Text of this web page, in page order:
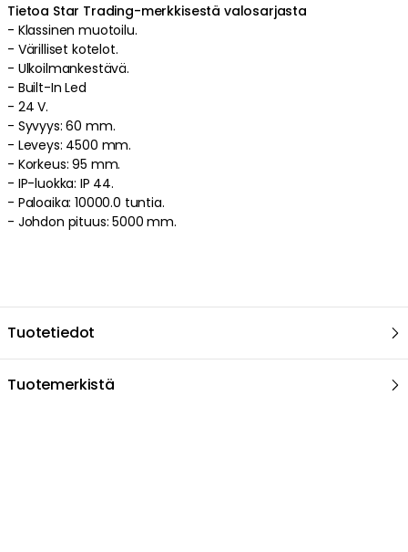
Tietoa Star Trading-merkkisestä valosarjasta
- Klassinen muotoilu.
- Värilliset kotelot.
- Ulkoilmankestävä.
- Built-In Led
- 24 V.
- Syvyys: 60 mm.
- Leveys: 4500 mm.
- Korkeus: 95 mm.
- IP-luokka: IP 44.
- Paloaika: 10000.0 tuntia.
- Johdon pituus: 5000 mm.
Tuotetiedot
Tuotemerkistä